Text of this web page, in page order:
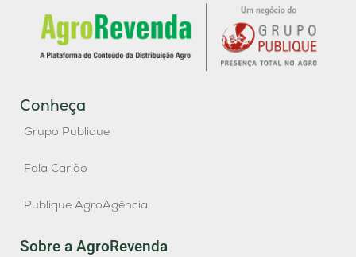
Conheça
Grupo Publique
Fala Carlão
Publique AgroAgência
Sobre a AgroRevenda